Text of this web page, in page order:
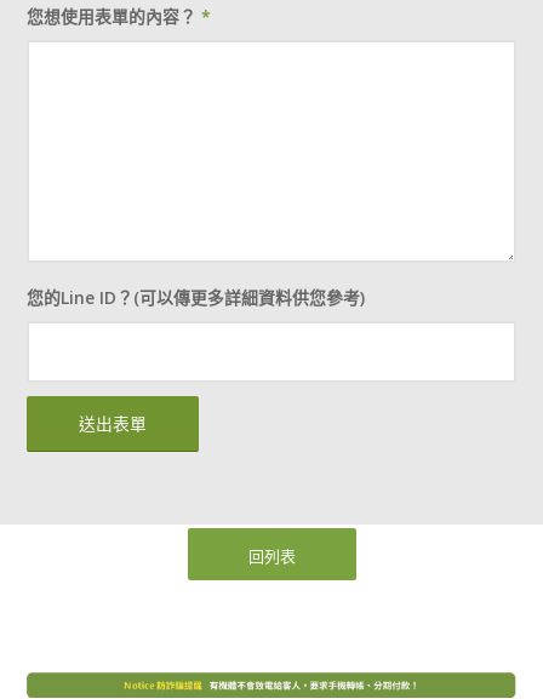
您想使用表單的內容？*
您的Line ID？(可以傳更多詳細資料供您參考)
回列表